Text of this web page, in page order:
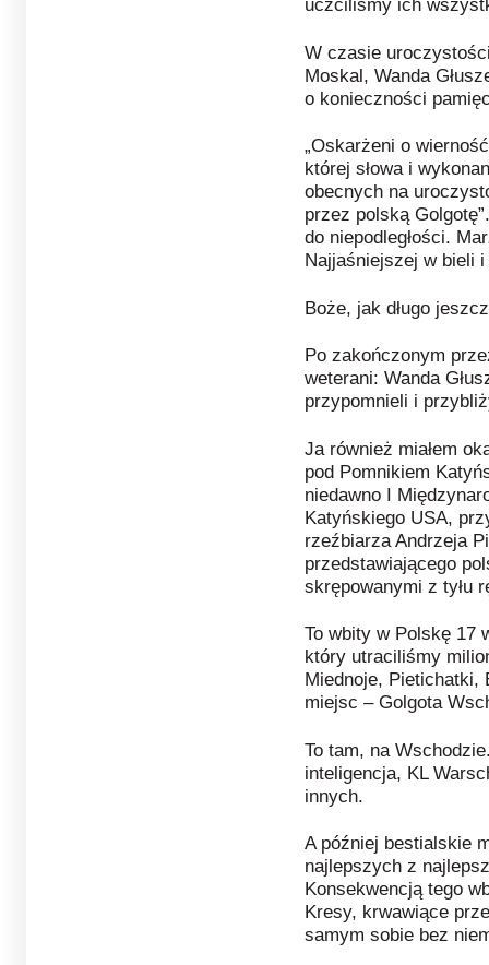
uczciliśmy ich
W czasie
Moskal, Wanda
o konieczności
„Oskarżeni o
której słowa i
obecnych na
przez polską
do niepodległości.
Najjaśniejszej w bieli
Boże, jak długo
Po zakończonym
weterani: Wanda
przypomnieli i
Ja również miałem
pod Pomnikiem
niedawno I
Katyńskiego USA,
rzeźbiarza Andrzeja
przedstawiającego
skrępowanymi z tyłu
To wbity w Polskę 17
który utraciliśmy
Miednoje, Pietichatki,
miejsc – Golgota
To tam, na
inteligencja, KL
innych.
A później bestialskie
najlepszych z
Konsekwencją tego
Kresy, krwawiące
samym sobie bez